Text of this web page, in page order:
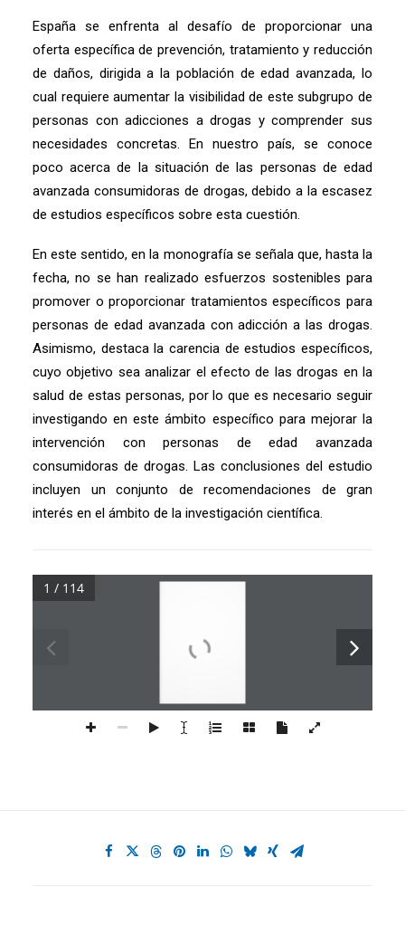
España se enfrenta al desafío de proporcionar una
oferta específica de prevención, tratamiento y reducción
de daños, dirigida a la población de edad avanzada, lo
cual requiere aumentar la visibilidad de este subgrupo de
personas con adicciones a drogas y comprender sus
necesidades concretas. En nuestro país, se conoce
poco acerca de la situación de las personas de edad
avanzada consumidoras de drogas, debido a la escasez
de estudios específicos sobre esta cuestión.
En este sentido, en la monografía se señala que, hasta la
fecha, no se han realizado esfuerzos sostenibles para
promover o proporcionar tratamientos específicos para
personas de edad avanzada con adicción a las drogas.
Asimismo, destaca la carencia de estudios específicos,
cuyo objetivo sea analizar el efecto de las drogas en la
salud de estas personas, por lo que es necesario seguir
investigando en este ámbito específico para mejorar la
intervención con personas de edad avanzada
consumidoras de drogas. Las conclusiones del estudio
incluyen un conjunto de recomendaciones de gran
interés en el ámbito de la investigación científica.
1 / 114